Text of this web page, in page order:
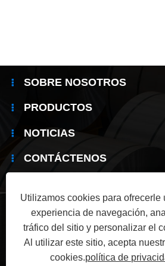
SOBRE NOSOTROS
PRODUCTOS
NOTICIAS
CONTÁCTENOS
Sitemap XML
Copyright © 2025 Wuxi
Reservados todos los
Utilizamos cookies para ofrecerle
experiencia de navegación,
tráfico del sitio y personalizar el
Al utilizar este sitio, acepta
cookies.política de